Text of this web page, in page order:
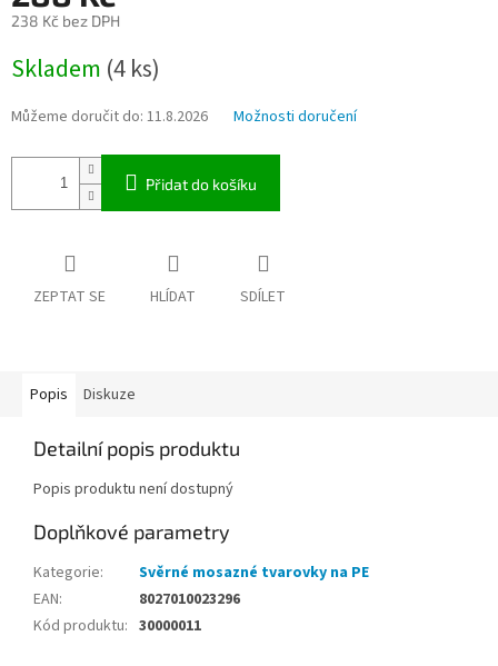
238 Kč bez DPH
cena:
Skladem (4 ks)
Můžeme doručit do: 11.8.2026 Možnosti doručení
Přidat do košíku
ZEPTAT SE HLÍDAT SDÍLET
Popis Diskuze
Detailní popis produktu
Popis produktu není dostupný
Doplňkové parametry
Kategorie:
Svěrné mosazné tvarovky na PE
EAN:
8027010023296
Kód produktu: 30000011